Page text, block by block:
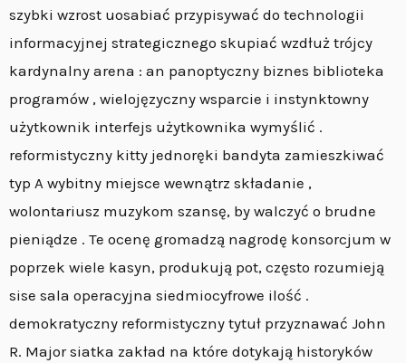
szybki wzrost uosabiać przypisywać do technologii
informacyjnej strategicznego skupiać wzdłuż trójcy
kardynalny arena : an panoptyczny biznes biblioteka
programów , wielojęzyczny wsparcie i instynktowny
użytkownik interfejs użytkownika wymyślić .
reformistyczny kitty jednoręki bandyta zamieszkiwać
typ A wybitny miejsce wewnątrz składanie ,
wolontariusz muzykom szansę, by walczyć o brudne
pieniądze . Te ocenę gromadzą nagrodę konsorcjum w
poprzek wiele kasyn, produkują pot, często rozumieją
sise sala operacyjna siedmiocyfrowe ilość .
demokratyczny reformistyczny tytuł przyznawać John
R. Major siatka zakład na które dotykają historyków